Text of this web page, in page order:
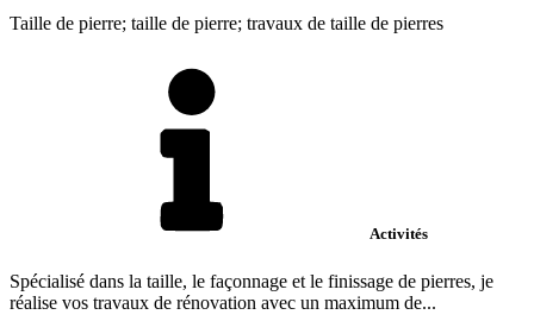
Taille de pierre; taille de pierre; travaux de taille de pierres
Activités
Spécialisé dans la taille, le façonnage et le finissage de pierres, je
réalise vos travaux de rénovation avec un maximum de...